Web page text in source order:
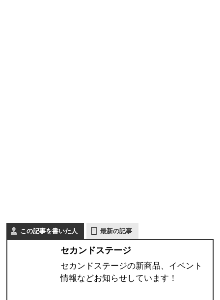
この記事を書いた人 最新の記事
セカンドステージ
セカンドステージの新商品、イベント
情報などお知らせしています！